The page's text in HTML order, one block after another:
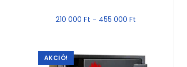
210 000Ft – 455 000Ft
AKCIÓ!